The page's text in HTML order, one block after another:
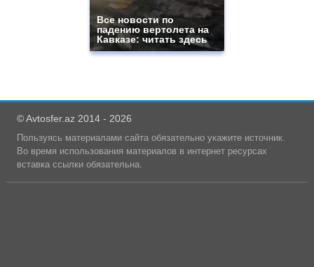
Все новости по
падению вертолета на
Кавказе: читать здесь
© Avtosfer.az 2014 - 2026
Пользуясь материалами сайта обязательно укажите источник.
Во время использования материалов в интернет ресурсах
вставка ссылки обязательна.